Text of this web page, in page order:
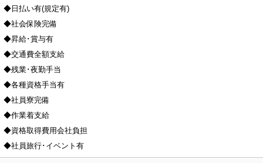
◆日払い有(規定有)
◆社会保険完備
◆昇給･賞与有
◆交通費全額支給
◆残業･夜勤手当
◆各種資格手当有
◆社員寮完備
◆作業着支給
◆資格取得費用会社負担
◆社員旅行･イベント有